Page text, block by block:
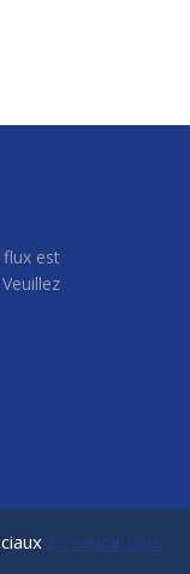
En savoir plus
est